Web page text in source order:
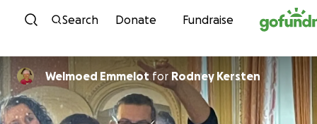
Skip to content
Search Donate Fundraise
Welmoed Emmelotfor Rodney Kersten